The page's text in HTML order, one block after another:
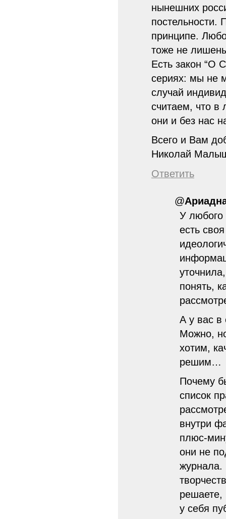
нынешних
постельности.
принципе.
тоже не
Есть закон “О
сериях: мы не
случай
считаем, что в
они и без нас
Всего и Вам
Николай
Ответить
@
У любого
есть
понять,
А у вас в
Можно,
хотим,
решим…
Почему
список
внутри
плюс-
они не
журнала.
у себя